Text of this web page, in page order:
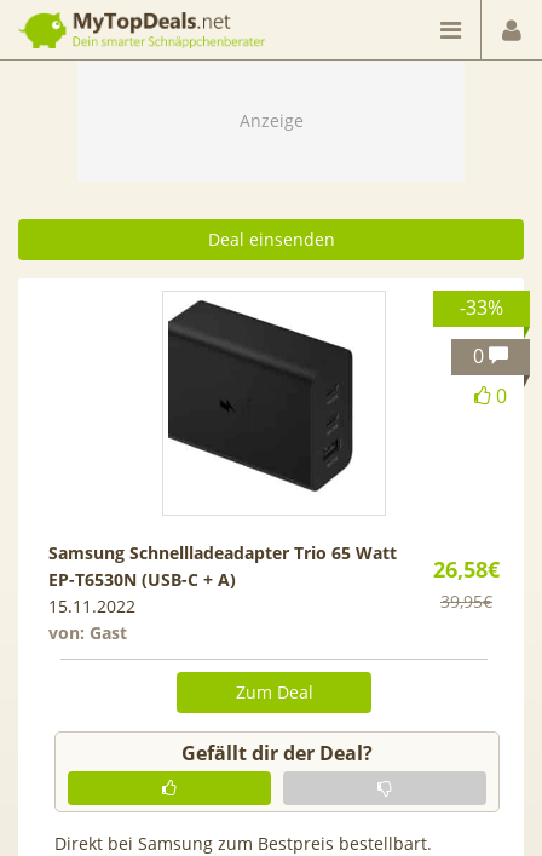
Dein smarter Schnäppchenberater
Deal einsenden
-33%
0
0
26,58€
39,95€
Samsung Schnellladeadapter Trio 65 Watt
EP-T6530N (USB-C + A)
15.11.2022
von: Gast
Zum Deal
Gefällt dir der Deal?
Direkt bei Samsung zum Bestpreis bestellbart.